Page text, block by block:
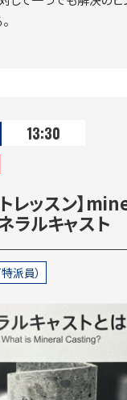
13:30
レッスン】
ラルキャスト
派員）